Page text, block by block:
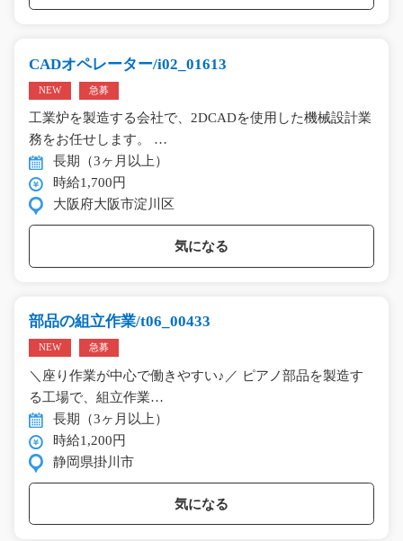
CADオペレーター/i02_01613
NEW 急募
工業炉を製造する会社で、2DCADを使用した機械設計業
務をお任せします。 …
長期（3ヶ月以上）
時給1,700円
大阪府大阪市淀川区
気になる
部品の組立作業/t06_00433
NEW 急募
＼座り作業が中心で働きやすい♪／ ピアノ部品を製造す
る工場で、組立作業…
長期（3ヶ月以上）
時給1,200円
静岡県掛川市
気になる